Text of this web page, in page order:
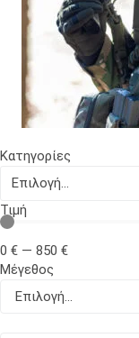
Κατηγορίες
Επιλογή...
Τιμή
0 € — 850 €
Μέγεθος